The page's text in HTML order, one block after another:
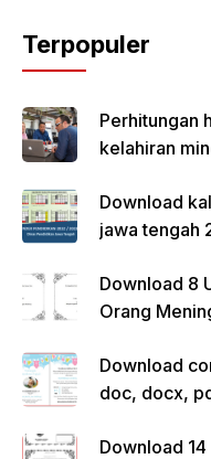
Terpopuler
Perhitungan
kelahiran
Download
jawa
Download 8
Orang
Download
doc, docx,
Download